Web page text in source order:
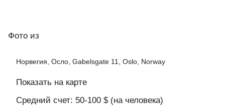
Фото из
Норвегия, Осло, Gabelsgate 11, Oslo, Norway
Показать на карте
Средний счет: 50-100 $ (на человека)